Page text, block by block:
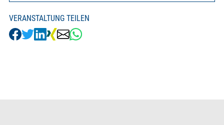
VERANSTALTUNG TEILEN